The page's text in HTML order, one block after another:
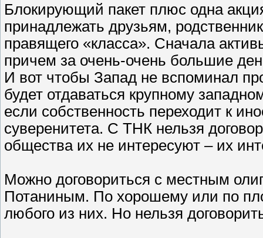
Блокирующий пакет плюс одна
принадлежать друзьям,
правящего «класса». Сначала
причем за очень-очень большие
И вот чтобы Запад не вспоминал
будет отдаваться крупному
если собственность переходит к
суверенитета. С ТНК нельзя
общества их не интересуют – их
Можно договориться с местным
Потаниным. По хорошему или по
любого из них. Но нельзя